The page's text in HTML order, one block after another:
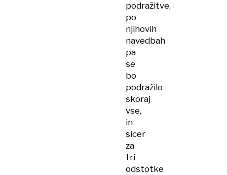
podražitve,
po
njihovih
navedbah
pa
se
bo
podražilo
skoraj
vse,
in
sicer
za
tri
odstotke